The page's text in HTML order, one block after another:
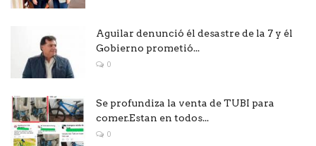
Aguilar denunció él desastre de la 7 y él
Gobierno prometió...
0
Se profundiza la venta de TUBI para
comer.Estan en todos...
0